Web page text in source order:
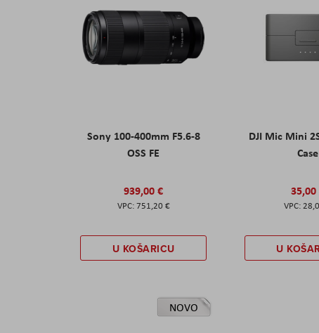
Sony 100-400mm F5.6-8
OSS FE
939,00 €
751,20 €
U KOŠARICU
DJI Mic Mini
Case
35,00
U
NOVO